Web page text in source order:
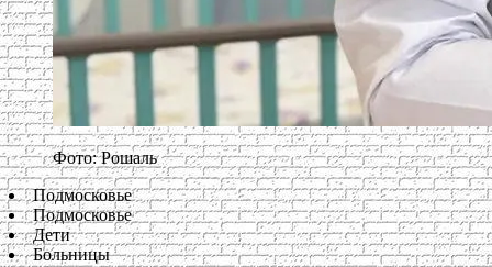
Фото: Рошаль
Подмосковье
Подмосковье
Дети
Больницы